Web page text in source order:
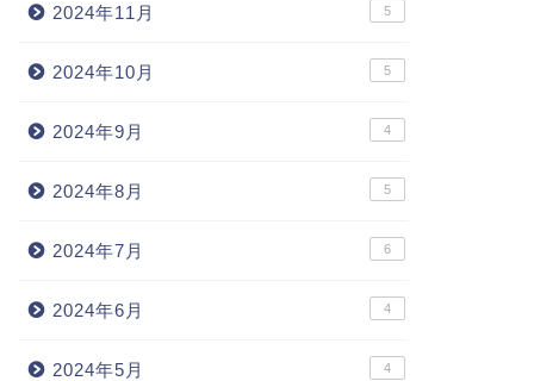
2024年11月 5
2024年10月 5
2024年9月 4
2024年8月 5
2024年7月 6
2024年6月 4
2024年5月 4